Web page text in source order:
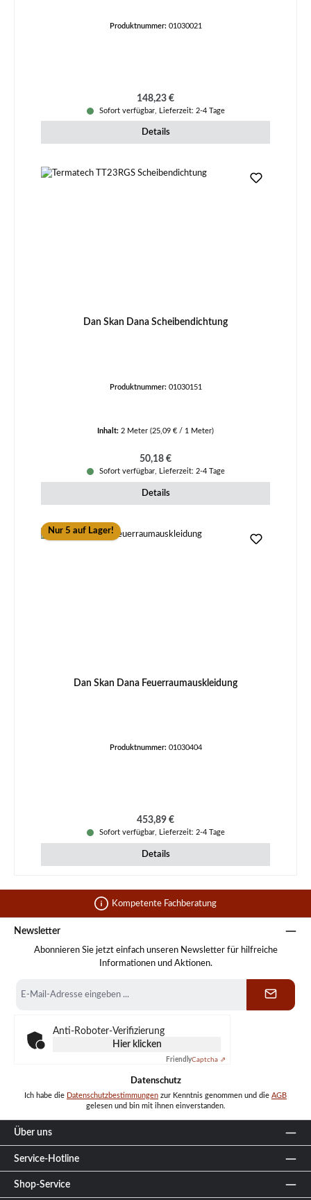
Produktnummer: 01030021
Regulärer Preis:
148,23 €
Sofort verfügbar, Lieferzeit: 2-4 Tage
Details
Dan Skan Dana Scheibendichtung
Produktnummer: 01030151
Inhalt: 2 Meter (25,09 € / 1 Meter)
Regulärer Preis:
50,18 €
Sofort verfügbar, Lieferzeit: 2-4 Tage
Details
Nur 5 auf Lager!
Dan Skan Dana Feuerraumauskleidung
Produktnummer: 01030404
Regulärer Preis:
453,89 €
Sofort verfügbar, Lieferzeit: 2-4 Tage
Details
Kompetente Fachberatung
Newsletter
Abonnieren Sie jetzt einfach unseren Newsletter für hilfreiche
Informationen und Aktionen.
Mail-
Anti-Roboter-Verifizierung
Hier klicken
FriendlyCaptcha ⇗
Datenschutz
Ich habe die Datenschutzbestimmungen zur Kenntnis genommen und die AGB
gelesen und bin mit ihnen einverstanden.
Über uns
Service-Hotline
Shop-Service